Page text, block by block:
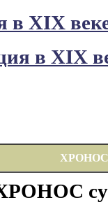
в XIX
в XIX